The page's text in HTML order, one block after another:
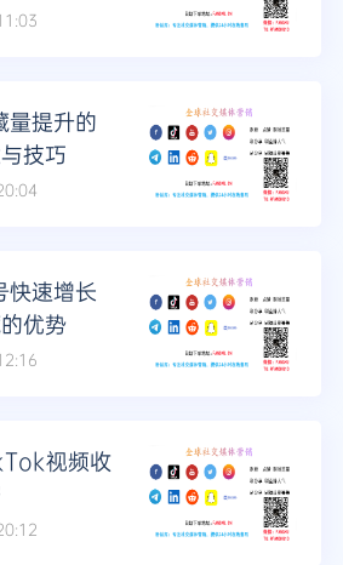
更多
提升的
技巧
速增长
优势
视频收